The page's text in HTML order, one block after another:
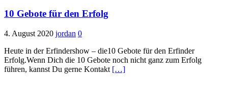
10 Gebote für den Erfolg
4. August 2020 jordan 0
Heute in der Erfindershow – die10 Gebote für den Erfinder
Erfolg.Wenn Dich die 10 Gebote noch nicht ganz zum Erfolg
führen, kannst Du gerne Kontakt […]